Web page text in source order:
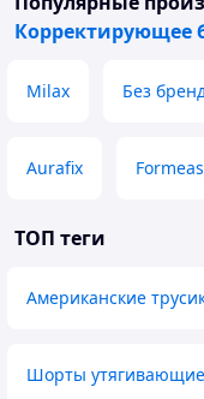
Корректирующее
Milax Без
Aurafix
ТОП теги
Американские
Шорты